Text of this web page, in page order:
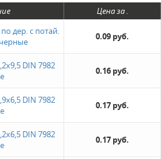
Цена за .
дер. с потай.
0.09 руб.
DIN 7982
0.16 руб.
DIN 7982
0.17 руб.
DIN 7982
0.17 руб.